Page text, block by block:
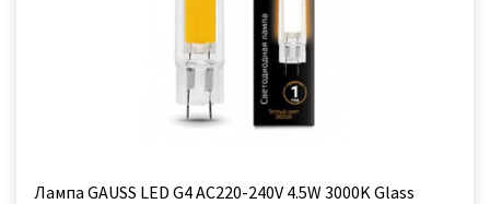
Лампа GAUSS LED G4 AC220-240V 4.5W 3000K Glass